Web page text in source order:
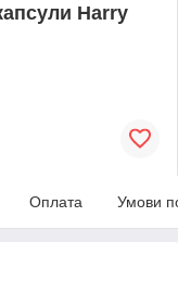
Harry
Оплата Умови